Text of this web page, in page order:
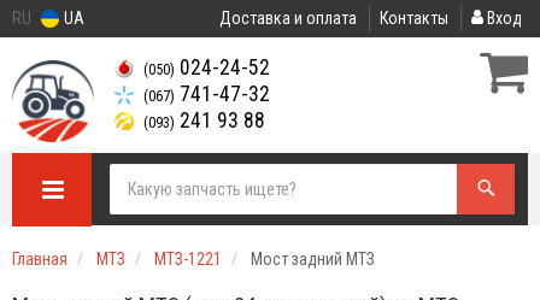
RU UA Доставка и оплата Контакты Вход
(050) 024-24-52
(067) 741-47-32
(093) 241 93 88
Главная МТЗ МТЗ-1221 Мост задний МТЗ